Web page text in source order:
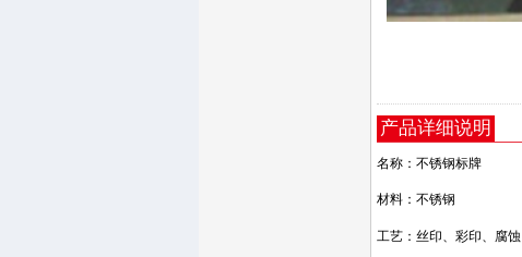
产品详细说明
名称：不锈钢标牌
材料： 不锈钢
工艺：丝印、彩印、腐蚀